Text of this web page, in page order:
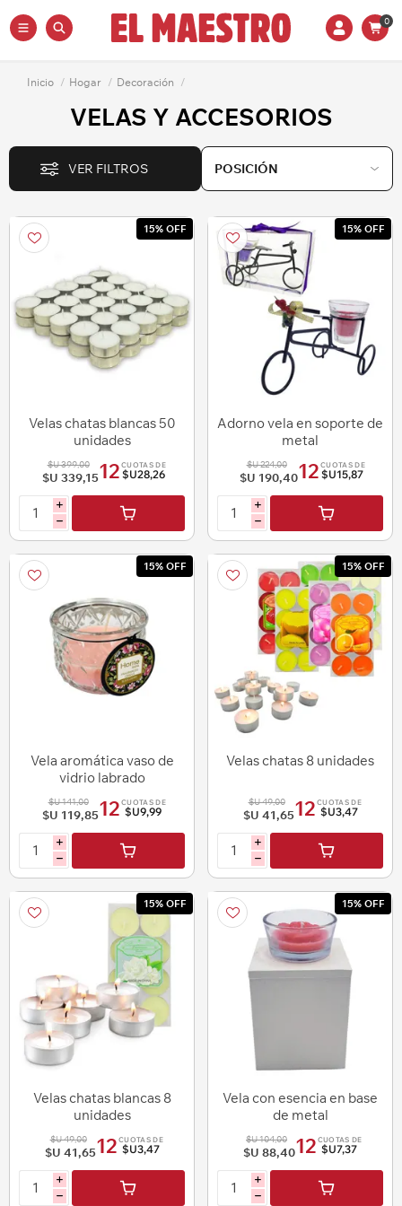
0
Inicio / Hogar / Decoración /
VELAS Y ACCESORIOS
VER FILTROS
15% OFF
Velas chatas blancas 50
unidades
$U 399,00
$U 339,1512 CUOTAS DE
$U28,26
i
h
15% OFF
Adorno vela en soporte de
metal
$U 224,00
$U 190,4012 CUOTAS DE
$U15,87
i
h
15% OFF
Vela aromática vaso de
vidrio labrado
$U 141,00
$U 119,8512 CUOTAS DE
$U9,99
i
h
15% OFF
Velas chatas 8 unidades
$U 49,00
$U 41,6512 CUOTAS DE
$U3,47
i
h
15% OFF
Velas chatas blancas 8
unidades
$U 49,00
$U 41,6512 CUOTAS DE
$U3,47
i
h
15% OFF
Vela con esencia en base
de metal
$U 104,00
$U 88,4012 CUOTAS DE
$U7,37
i
h